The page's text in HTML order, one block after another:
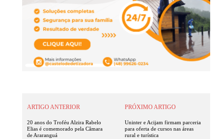
ARTIGO ANTERIOR
20 anos do Troféu Alzira Rabelo
Elias é comemorado pela Câmara
de Araranguá
PRÓXIMO ARTIGO
Uninter e Acijam firmam parceria
para oferta de cursos nas áreas
rural e turística